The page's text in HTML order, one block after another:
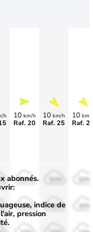
h 10 km/h
Raf. 20
10 km/h
Raf. 25
10 km/
Raf.
50%
30% 30% 30%
abonnés.
indice de
pression